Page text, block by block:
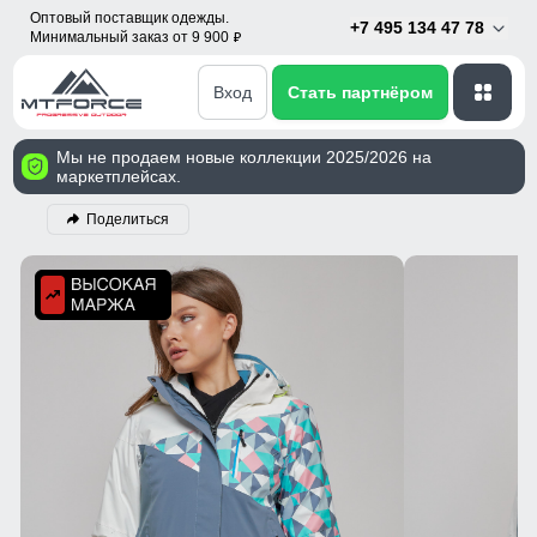
Оптовый поставщик одежды.
Минимальный заказ от 9 900 p
+7 495 134 47 78
Вход Стать партнёром
Мы не продаем новые коллекции 2025/2026 на
маркетплейсах.
Поделиться